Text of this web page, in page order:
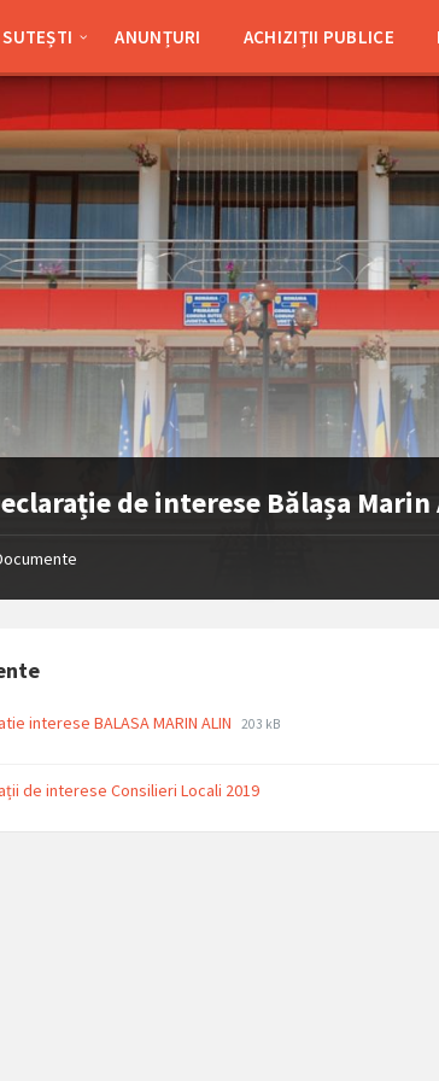
ANUNȚURI ACHIZIȚII PUBLICE
de interese Bălașa
interese BALASA MARIN ALIN File
File
203 kB
de interese Consilieri Locali 2019